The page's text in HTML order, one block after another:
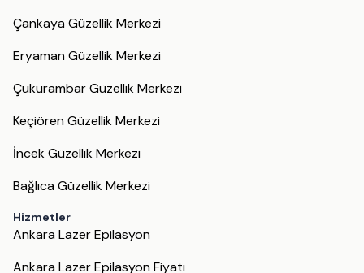
Çankaya Güzellik Merkezi
Eryaman Güzellik Merkezi
Çukurambar Güzellik Merkezi
Keçiören Güzellik Merkezi
İncek Güzellik Merkezi
Bağlıca Güzellik Merkezi
Hizmetler
Ankara Lazer Epilasyon
Ankara Lazer Epilasyon Fiyatı